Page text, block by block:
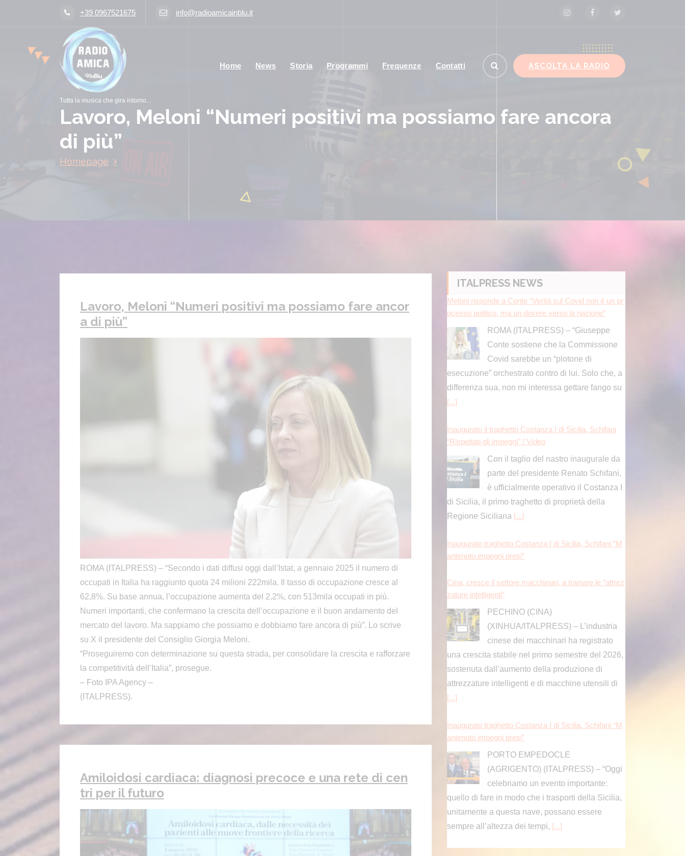
+39 0967521675 info@radioamicainblu.it
Tutta la musica che gira intorno...
Home News Storia Programmi Frequenze Contatti ASCOLTA LA RADIO
Lavoro, Meloni “Numeri positivi ma possiamo fare ancora
di più”
Homepage
Lavoro, Meloni “Numeri positivi ma possiamo fare ancor
a di più”
ROMA (ITALPRESS) – “Secondo i dati diffusi oggi dall’Istat, a gennaio 2025 il numero di
occupati in Italia ha raggiunto quota 24 milioni 222mila. Il tasso di occupazione cresce al
62,8%. Su base annua, l’occupazione aumenta del 2,2%, con 513mila occupati in più.
Numeri importanti, che confermano la crescita dell’occupazione e il buon andamento del
mercato del lavoro. Ma sappiamo che possiamo e dobbiamo fare ancora di più”. Lo scrive
su X il presidente del Consiglio Giorgia Meloni.
“Proseguiremo con determinazione su questa strada, per consolidare la crescita e rafforzare
la competitività dell’Italia”, prosegue.
– Foto IPA Agency –
(ITALPRESS).
Amiloidosi cardiaca: diagnosi precoce e una rete di cen
tri per il futuro
ITALPRESS NEWS
Inaugurato il traghetto Costanza I di Sicilia, Schifani
“Rispettati gli impegni” / Video
Con il taglio del nastro inaugurale da
parte del presidente Renato Schifani,
è ufficialmente operativo il Costanza I
di Sicilia, il primo traghetto di proprietà della
Regione Siciliana[...]
antenuto impegni presi”
Cina, cresce il settore macchinari, a trainare le “attrez
zature intelligenti”
PECHINO (CINA)
(XINHUA/ITALPRESS) – L’industria
cinese dei macchinari ha registrato
sostenuta dall’aumento della produzione di
attrezzature intelligenti e di macchine utensili di
Inaugurato traghetto Costanza I di Sicilia, Schifani “M
antenuto impegni presi”
PORTO EMPEDOCLE
(AGRIGENTO) (ITALPRESS) – “Oggi
celebriamo un evento importante:
quello di fare in modo che i trasporti della Sicilia,
unitamente a questa nave, possano essere
sempre all’altezza dei tempi,
Meloni risponde a Conte “Verità sul Covid non è un pr
ocesso politico, ma un dovere verso la nazione”
ROMA (ITALPRESS) – “Giuseppe
Conte sostiene che la Commissione
Covid sarebbe un “plotone di
esecuzione” orchestrato contro di lui. Solo che, a
differenza sua, non mi interessa gettare fango su
[...]